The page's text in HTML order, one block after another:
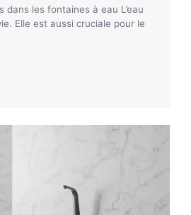
dans les fontaines à eau L’eau
Elle est aussi cruciale pour le